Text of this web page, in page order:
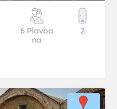
6 Plavba
na
2